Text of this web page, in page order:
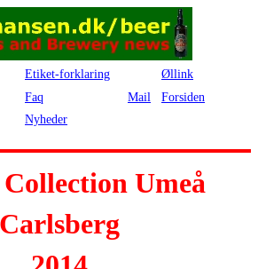
Etiket-forklaring
Øllink
Faq Mail
Forsiden
Nyheder
Umeå
Carlsberg